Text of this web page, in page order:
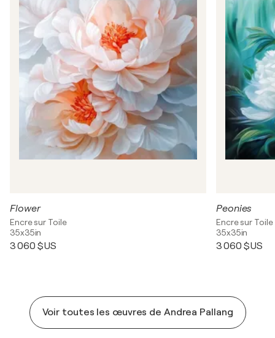
Flower
Encre sur Toile
35x35in
3 060 $US
Peonies
Encre sur Toile
35x35in
3 060 $US
Voir toutes les œuvres de Andrea Pallang